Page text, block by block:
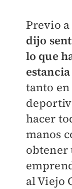
Previo
dijo
lo que
tanto
hacer
manos
obtener
al Viejo